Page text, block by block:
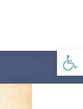
פתח סרגל נגישות